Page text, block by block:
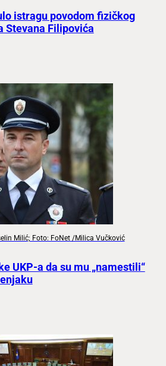
istragu povodom fizičkog
Stevana Filipovića
Milić; Foto: FoNet /Milica Vučković
UKP-a da su mu „namestili“